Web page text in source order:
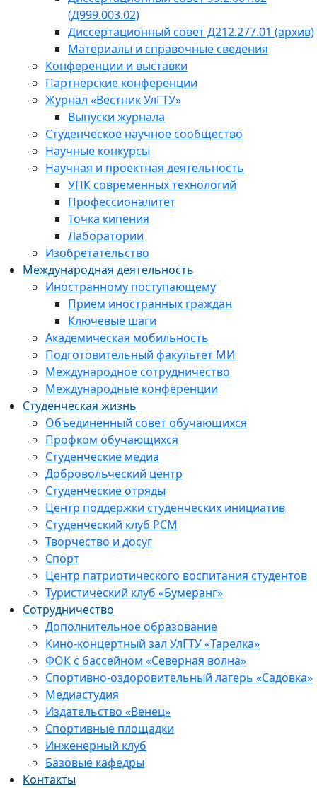
(Д999.003.02)
Диссертационный совет Д212.277.01 (архив)
Материалы и справочные сведения
Конференции и выставки
Партнёрские конференции
Журнал «Вестник УлГТУ»
Выпуски журнала
Студенческое научное сообщество
Научные конкурсы
Научная и проектная деятельность
УПК современных технологий
Профессионалитет
Точка кипения
Лаборатории
Изобретательство
Международная деятельность
Иностранному поступающему
Прием иностранных граждан
Ключевые шаги
Академическая мобильность
Подготовительный факультет МИ
Международное сотрудничество
Международные конференции
Студенческая жизнь
Объединенный совет обучающихся
Профком обучающихся
Студенческие медиа
Добровольческий центр
Студенческие отряды
Центр поддержки студенческих инициатив
Студенческий клуб РСМ
Творчество и досуг
Спорт
Центр патриотического воспитания студентов
Туристический клуб «Бумеранг»
Сотрудничество
Дополнительное образование
Кино-концертный зал УлГТУ «Тарелка»
ФОК с бассейном «Северная волна»
Спортивно-оздоровительный лагерь «Садовка»
Медиастудия
Издательство «Венец»
Спортивные площадки
Инженерный клуб
Базовые кафедры
Контакты